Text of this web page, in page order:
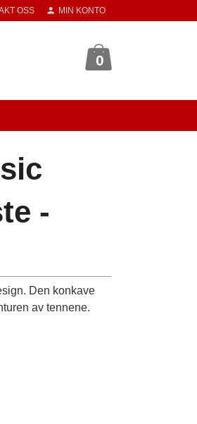
OSS MIN KONTO
0
-
Den konkave
av tennene.